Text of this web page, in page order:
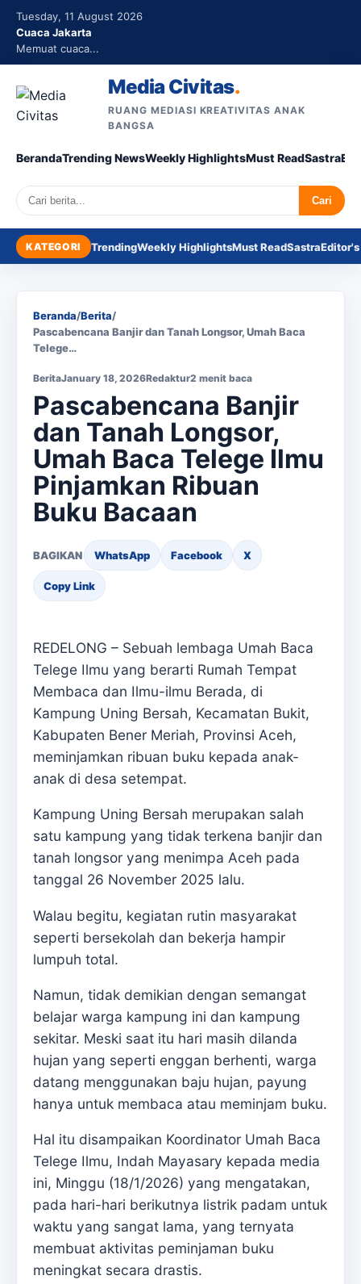
Tuesday, 11 August 2026
Cuaca Jakarta
Memuat cuaca...
Media Civitas.
RUANG MEDIASI KREATIVITAS ANAK
BANGSA
BerandaTrending NewsWeekly HighlightsMust ReadSastra
Search Cari
KATEGORI TrendingWeekly HighlightsMust ReadSastra
Beranda/Berita/
Pascabencana Banjir dan Tanah Longsor, Umah Baca
Telege…
BeritaJanuary 18, 2026Redaktur2 menit baca
Pascabencana Banjir
dan Tanah Longsor,
Umah Baca Telege Ilmu
Pinjamkan Ribuan
Buku Bacaan
BAGIKAN WhatsApp Facebook X
Copy Link
REDELONG – Sebuah lembaga Umah Baca
Telege Ilmu yang berarti Rumah Tempat
Membaca dan Ilmu-ilmu Berada, di
Kampung Uning Bersah, Kecamatan Bukit,
Kabupaten Bener Meriah, Provinsi Aceh,
meminjamkan ribuan buku kepada anak-
anak di desa setempat.
Kampung Uning Bersah merupakan salah
satu kampung yang tidak terkena banjir dan
tanah longsor yang menimpa Aceh pada
tanggal 26 November 2025 lalu.
Walau begitu, kegiatan rutin masyarakat
seperti bersekolah dan bekerja hampir
lumpuh total.
Namun, tidak demikian dengan semangat
belajar warga kampung ini dan kampung
sekitar. Meski saat itu hari masih dilanda
hujan yang seperti enggan berhenti, warga
datang menggunakan baju hujan, payung
hanya untuk membaca atau meminjam buku.
Hal itu disampaikan Koordinator Umah Baca
Telege Ilmu, Indah Mayasary kepada media
ini, Minggu (18/1/2026) yang mengatakan,
pada hari-hari berikutnya listrik padam untuk
waktu yang sangat lama, yang ternyata
membuat aktivitas peminjaman buku
meningkat secara drastis.